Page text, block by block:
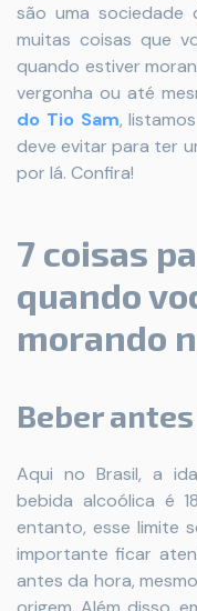
são uma sociedade
muitas coisas que
quando estiver
vergonha ou até
do Tio Sam,
deve evitar para ter
por lá. Confira!
7 coisas
quando
morando
Beber
Aqui no Brasil, a
bebida alcoólica é
entanto, esse limite
importante ficar
antes da hora,